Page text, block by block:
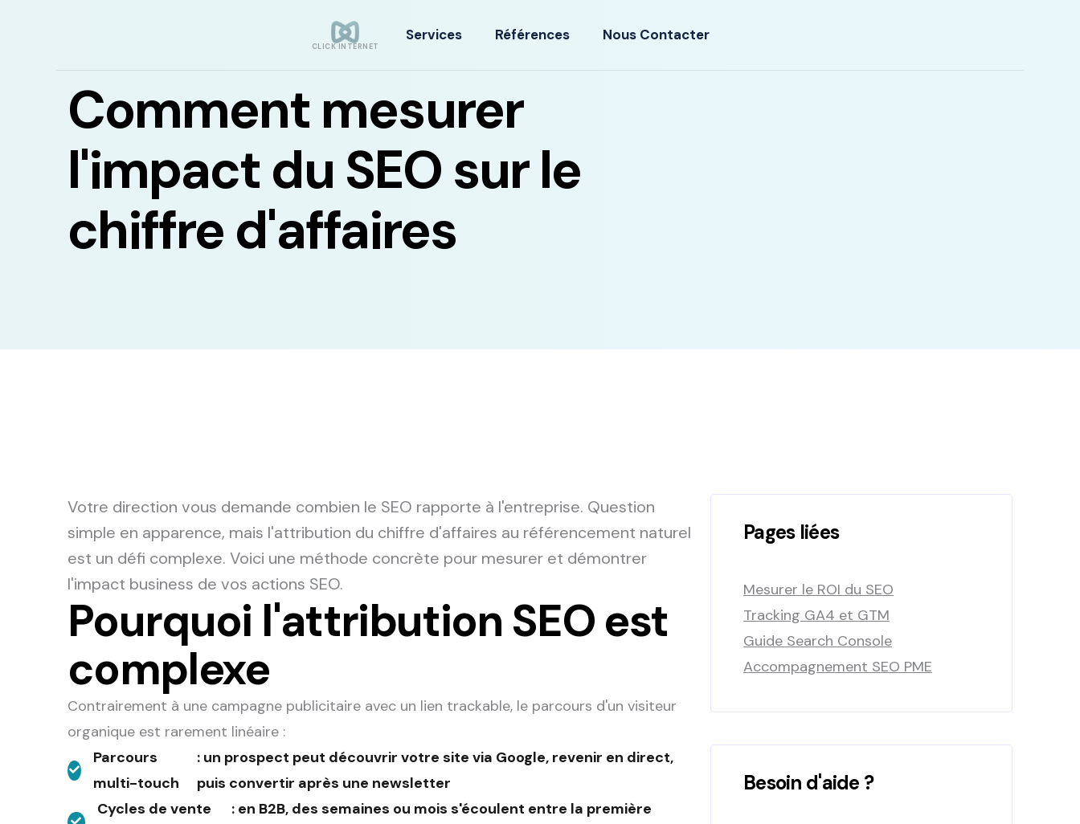
CLICK INTERNET
Services Références Nous Contacter
Comment mesurer
l'impact du SEO sur le
chiffre d'affaires
Votre direction vous demande combien le SEO rapporte à l'entreprise. Question
simple en apparence, mais l'attribution du chiffre d'affaires au référencement naturel
est un défi complexe. Voici une méthode concrète pour mesurer et démontrer
l'impact business de vos actions SEO.
Pourquoi l'attribution SEO est
complexe
Contrairement à une campagne publicitaire avec un lien trackable, le parcours d'un visiteur
organique est rarement linéaire :
Parcours
multi-touch
: un prospect peut découvrir votre site via Google, revenir en direct,
puis convertir après une newsletter
Cycles de vente
: en B2B, des semaines ou mois s'écoulent entre la première
Pages liées
Mesurer le ROI du SEO
Tracking GA4 et GTM
Guide Search Console
Accompagnement SEO PME
Besoin d'aide ?